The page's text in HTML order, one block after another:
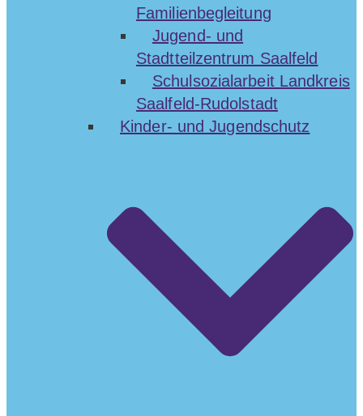
Familienbegleitung
Jugend- und
Stadtteilzentrum Saalfeld
Schulsozialarbeit Landkreis
Saalfeld-Rudolstadt
Kinder- und Jugendschutz